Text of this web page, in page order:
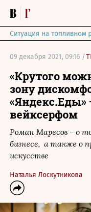
Ситуация на топливном
09 декабря 2021, 09:16 /
«Крутого
зону
«Яндекс.Еды»
вейксерфом
Роман Маресов – о
бизнесе, а также о
искусстве
Наталья Лоскутникова